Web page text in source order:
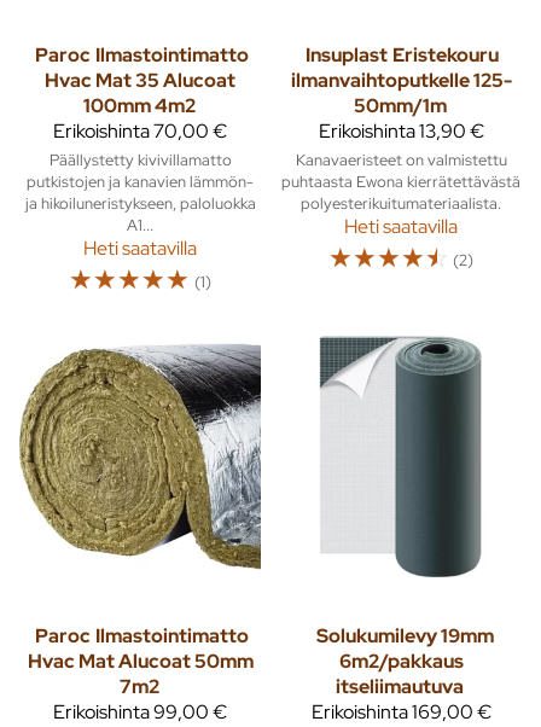
Paroc Ilmastointimatto
Hvac Mat 35 Alucoat
100mm 4m2
Erikoishinta70,00 €
Päällystetty kivivillamatto
putkistojen ja kanavien lämmön-
ja hikoiluneristykseen, paloluokka
A1...
Heti saatavilla
☆☆☆☆☆ (1)
Insuplast Eristekouru
ilmanvaihtoputkelle 125-
50mm/1m
Erikoishinta13,90 €
Kanavaeristeet on valmistettu
puhtaasta Ewona kierrätettävästä
polyesterikuitumateriaalista.
Heti saatavilla
☆☆☆☆☆ (2)
Paroc Ilmastointimatto
Hvac Mat Alucoat 50mm
7m2
Erikoishinta99,00 €
Solukumilevy 19mm
6m2/pakkaus
itseliimautuva
Erikoishinta169,00 €